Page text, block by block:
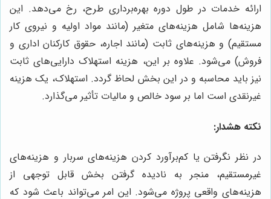
ارائه خدمات در طول دوره بهره‌برداری طرح، رخ می‌دهد. این
هزینه‌ها شامل هزینه‌های متغیر (مانند مواد اولیه و نیروی کار
مستقیم) و هزینه‌های ثابت (مانند اجاره، حقوق کارکنان اداری و
فروش) می‌شود. علاوه بر این، هزینه استهلاک دارایی‌های ثابت
نیز باید محاسبه و در این بخش لحاظ گردد. استهلاک، یک هزینه
غیرنقدی است اما بر سود خالص و مالیات تأثیر می‌گذارد.
نکته هشدار:
در نظر نگرفتن یا کم‌برآورد کردن هزینه‌های سربار و هزینه‌های
غیرمستقیم، منجر به نادیده گرفتن بخش قابل توجهی از
هزینه‌های واقعی پروژه می‌شود. این امر می‌تواند باعث شود که